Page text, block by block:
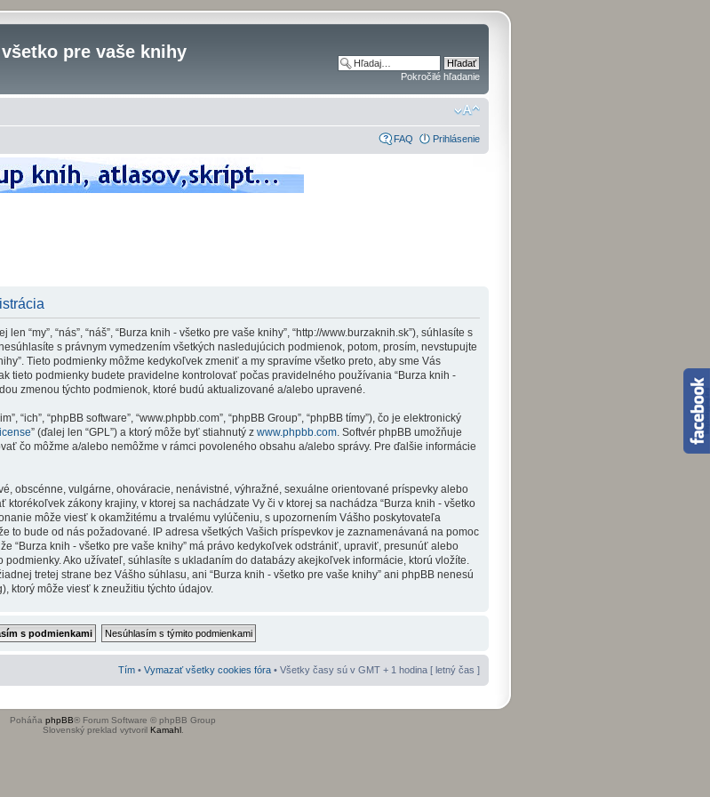
pre vaše knihy
Pokročilé hľadanie
FAQ Prihlásenie
“my”, “nás”, “náš”, “Burza knih - všetko pre vaše knihy”, “http://www.burzaknih.sk”), súhlasíte s
s právnym vymedzením všetkých nasledujúcich podmienok, potom, prosím, nevstupujte
Tieto podmienky môžme kedykoľvek zmeniť a my spravíme všetko preto, aby sme Vás
tieto podmienky budete pravidelne kontrolovať počas pravidelného používania “Burza knih -
zmenou týchto podmienok, ktoré budú aktualizované a/alebo upravené.
“ich”, “phpBB software”, “www.phpbb.com”, “phpBB Group”, “phpBB tímy”), čo je elektronický
” (ďalej len “GPL”) a ktorý môže byť stiahnutý z www.phpbb.com . Softvér phpBB umožňuje
čo môžme a/alebo nemôžme v rámci povoleného obsahu a/alebo správy. Pre ďalšie informácie
obscénne, vulgárne, ohováracie, nenávistné, výhražné, sexuálne orientované príspevky alebo
zákony krajiny, v ktorej sa nachádzate Vy či v ktorej sa nachádza “Burza knih - všetko
môže viesť k okamžitému a trvalému vylúčeniu, s upozornením Vášho poskytovateľa
to bude od nás požadované. IP adresa všetkých Vašich príspevkov je zaznamenávaná na pomoc
“Burza knih - všetko pre vaše knihy” má právo kedykoľvek odstrániť, upraviť, presunúť alebo
Ako užívateľ, súhlasíte s ukladaním do databázy akejkoľvek informácie, ktorú vložíte.
tretej strane bez Vášho súhlasu, ani “Burza knih - všetko pre vaše knihy” ani phpBB nenesú
ktorý môže viesť k zneužitiu týchto údajov.
Tím • Vymazať všetky cookies fóra • Všetky časy sú v GMT + 1 hodina [ letný čas ]
Poháňa phpBB® Forum Software © phpBB Group
Slovenský preklad vytvoril Kamahl.